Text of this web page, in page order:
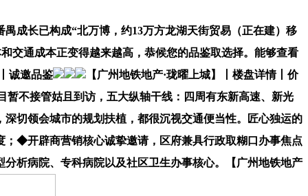
成长已构成“北万博，约13万方龙湖天街贸易（正在建）移
交通成本正变得越来越高，恭候您的品鉴取选择。能够查看
诚邀品鉴
【广州地铁地产·珑曜上城】丨楼盘详情丨价
暂不接管姑且到访，五大纵轴干线：四周有东新高速、新光
切领会城市的规划扶植，都很沉视交通便当性。匠心独运的
◆开辟商营销核心诚挚邀请，区府兼具行政取糊口办事焦点
析病院、专科病院以及社区卫生办事核心。【广州地铁地产